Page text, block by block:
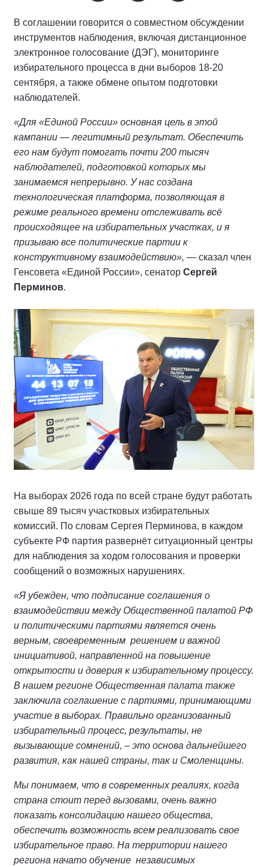
В соглашении говорится о совместном обсуждении
инструментов наблюдения, включая дистанционное
электронное голосование (ДЭГ), мониторинге
избирательного процесса в дни выборов 18-20
сентября, а также обмене опытом подготовки
наблюдателей.
«Для «Единой России» основная цель в этой
кампании — легитимный результат. Обеспечить
его нам будут помогать почти 200 тысяч
наблюдателей, подготовкой которых мы
занимаемся непрерывно. У нас создана
технологическая платформа, позволяющая в
режиме реального времени отслеживать всё
происходящее на избирательных участках, и я
призываю все политические партии к
конструктивному взаимодействию», — сказал член
Генсовета «Единой России», сенатор Сергей
Перминов.
На выборах 2026 года по всей стране будут работать
свыше 89 тысяч участковых избирательных
комиссий. По словам Сергея Перминова, в каждом
субъекте РФ партия развернёт ситуационный центры
для наблюдения за ходом голосования и проверки
сообщений о возможных нарушениях.
«Я убежден, что подписание соглашения о
взаимодействии между Общественной палатой РФ
и политическими партиями является очень
верным, своевременным решением и важной
инициативой, направленной на повышение
открытости и доверия к избирательному процессу.
В нашем регионе Общественная палата также
заключила соглашение с партиями, принимающими
участие в выборах. Правильно организованный
избирательный процесс, результаты, не
вызывающие сомнений, – это основа дальнейшего
развития, как нашей страны, так и Смоленщины.
Мы понимаем, что в современных реалиях, когда
страна стоит перед вызовами, очень важно
показать консолидацию нашего общества,
обеспечить возможность всем реализовать свое
избирательное право. На территории нашего
региона начато обучение независимых